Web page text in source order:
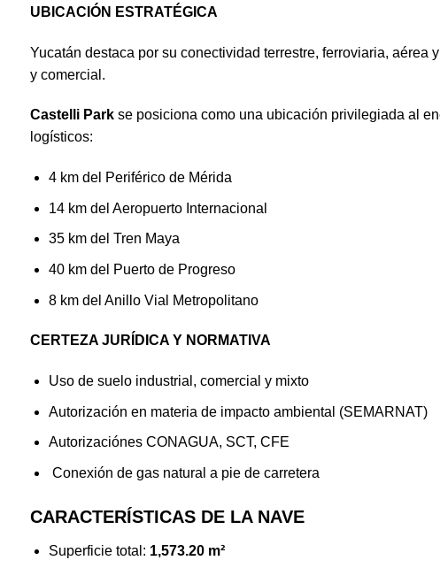
UBICACIÓN ESTRATÉGICA
Yucatán destaca por su conectividad terrestre, ferroviaria, aérea
y comercial.
Castelli Park se posiciona como una ubicación privilegiada al
logísticos:
4 km del Periférico de Mérida
14 km del Aeropuerto Internacional
35 km del Tren Maya
40 km del Puerto de Progreso
8 km del Anillo Vial Metropolitano
CERTEZA JURÍDICA Y NORMATIVA
Uso de suelo industrial, comercial y mixto
Autorización en materia de impacto ambiental (SEMARNAT)
Autorizaciónes CONAGUA, SCT, CFE
Conexión de gas natural a pie de carretera
CARACTERÍSTICAS DE LA NAVE
Superficie total: 1,573.20 m²